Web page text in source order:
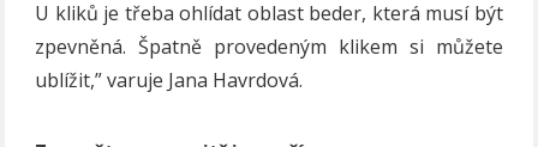
U kliků je třeba ohlídat oblast beder, která musí být
zpevněná. Špatně provedeným klikem si můžete
ublížit,” varuje Jana Havrdová.